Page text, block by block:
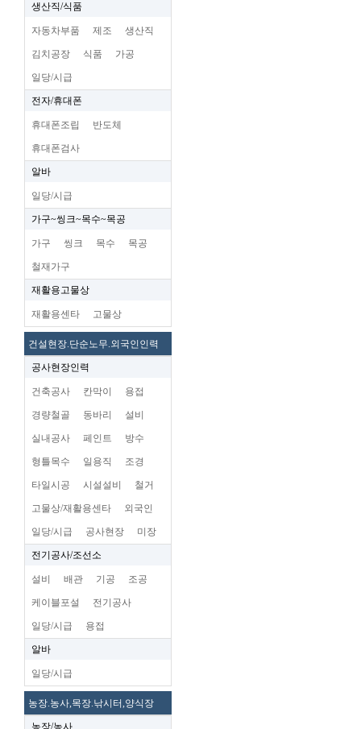
생산직/식품
자동차부품 제조 생산직
김치공장 식품 가공
일당/시급
전자/휴대폰
휴대폰조립 반도체
휴대폰검사
알바
일당/시급
가구~씽크~목수~목공
가구 씽크 목수 목공
철재가구
재활용고물상
재활용센타 고물상
건설현장.단순노무.외국인인력
공사현장인력
건축공사 칸막이 용접
경량철골 동바리 설비
실내공사 페인트 방수
형틀목수 일용직 조경
타일시공 시설설비 철거
고물상/재활용센타 외국인
일당/시급 공사현장 미장
전기공사/조선소
설비 배관 기공 조공
케이블포설 전기공사
일당/시급 용접
알바
일당/시급
농장.농사,목장.낚시터,양식장
농장/농사